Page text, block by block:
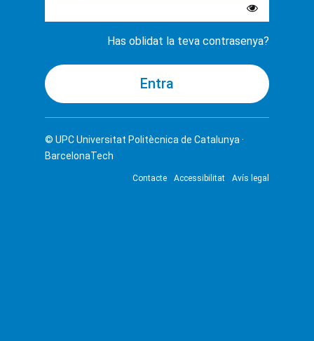
Has oblidat la teva contrasenya?
© UPCUniversitat Politècnica de Catalunya ·
BarcelonaTech
Contacte Accessibilitat Avís legal